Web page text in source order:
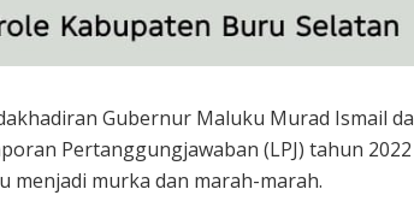
Gubernur Maluku Murad Ismail
Pertanggungjawaban (LPJ) tahun 2022
menjadi murka dan marah-marah.